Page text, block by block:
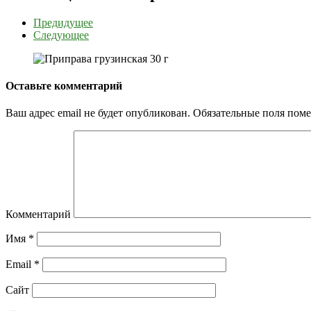
Предидущее
Следующее
Оставьте комментарий
Ваш адрес email не будет опубликован. Обязательные поля
Комментарий
Имя *
Email *
Сайт